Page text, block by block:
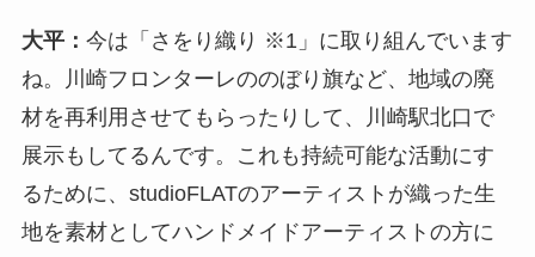
大平： 今は「さをり織り ※1」に取り組んでいます
ね。川崎フロンターレののぼり旗など、地域の廃
材を再利用させてもらったりして、川崎駅北口で
展示もしてるんです。これも持続可能な活動にす
るために、studioFLATのアーティストが織った生
地を素材としてハンドメイドアーティストの方に